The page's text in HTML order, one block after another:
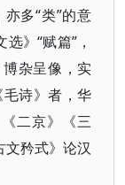
多“类”的意
》“赋篇”，
杂呈像，实
毛诗》者，华
二京》《三
文矜式》论汉